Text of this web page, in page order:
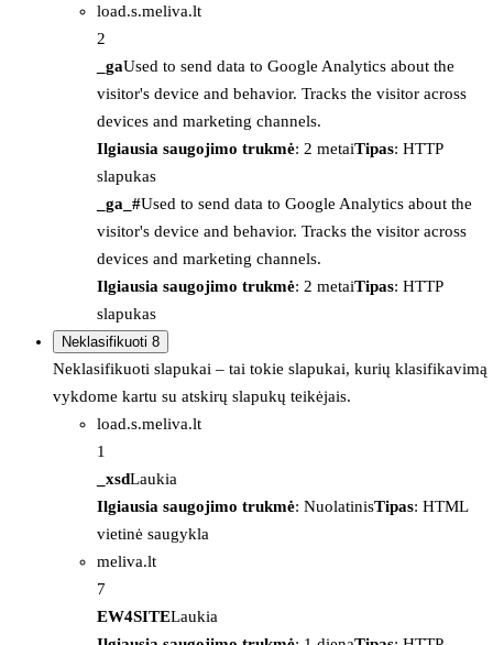
load.s.meliva.lt
2
_gaUsed to send data to Google Analytics about the
visitor's device and behavior. Tracks the visitor across
devices and marketing channels.
Ilgiausia saugojimo trukmė: 2 metaiTipas: HTTP
slapukas
_ga_#Used to send data to Google Analytics about the
visitor's device and behavior. Tracks the visitor across
devices and marketing channels.
Ilgiausia saugojimo trukmė: 2 metaiTipas: HTTP
slapukas
Neklasifikuoti 8
Neklasifikuoti slapukai – tai tokie slapukai, kurių klasifikavimą
vykdome kartu su atskirų slapukų teikėjais.
load.s.meliva.lt
1
_xsdLaukia
Ilgiausia saugojimo trukmė: NuolatinisTipas: HTML
vietinė saugykla
meliva.lt
7
EW4SITELaukia